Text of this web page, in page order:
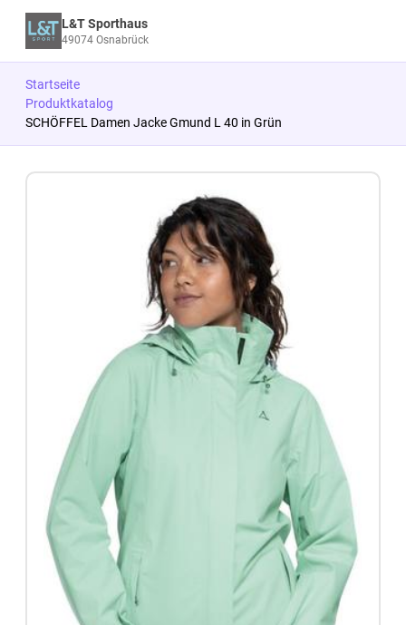
L&T Sporthaus
49074 Osnabrück
Startseite
Produktkatalog
SCHÖFFEL Damen Jacke Gmund L 40 in Grün